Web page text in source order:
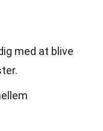
med at blive